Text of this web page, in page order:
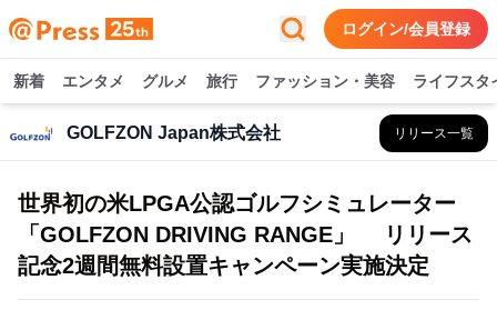
ログイン/会員登録
新着 エンタメ グルメ 旅行 ファッション・美容 ライフスタ
GOLFZON Japan株式会社 リリース一覧
世界初の米LPGA公認ゴルフシミュレーター
「GOLFZON DRIVING RANGE」 リリース
記念2週間無料設置キャンペーン実施決定